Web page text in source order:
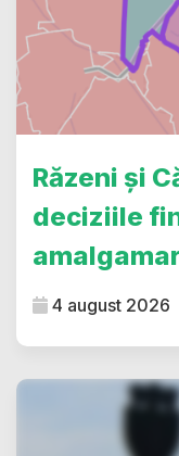
Răzeni și
deciziile
4 august 2026